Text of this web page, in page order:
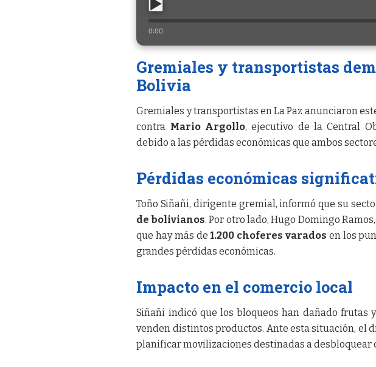
0:00
Gremiales y transportistas
Bolivia
Gremiales y transportistas en La Paz anunciaron
contra Mario Argollo, ejecutivo de la Central
debido a las pérdidas económicas que ambos
Pérdidas económicas
Toño Siñañi, dirigente gremial, informó que su
de bolivianos. Por otro lado, Hugo Domingo
que hay más de1.200 choferes varados en los
grandes pérdidas económicas.
Impacto en el comercio local
Siñañi indicó que los bloqueos han dañado frutas
venden distintos productos. Ante esta situación, el
planificar movilizaciones destinadas a desbloquear